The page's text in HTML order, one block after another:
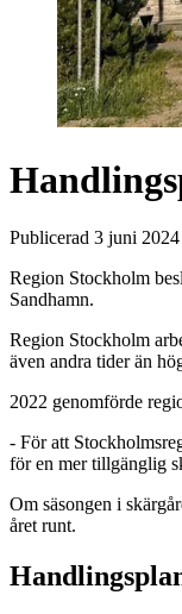
Publicerad 3 juni 2024
Region Stockholm
Sandhamn.
Region Stockholm
även andra tider än
2022 genomförde
- För att
för en mer tillgänglig
Om säsongen i
året runt.